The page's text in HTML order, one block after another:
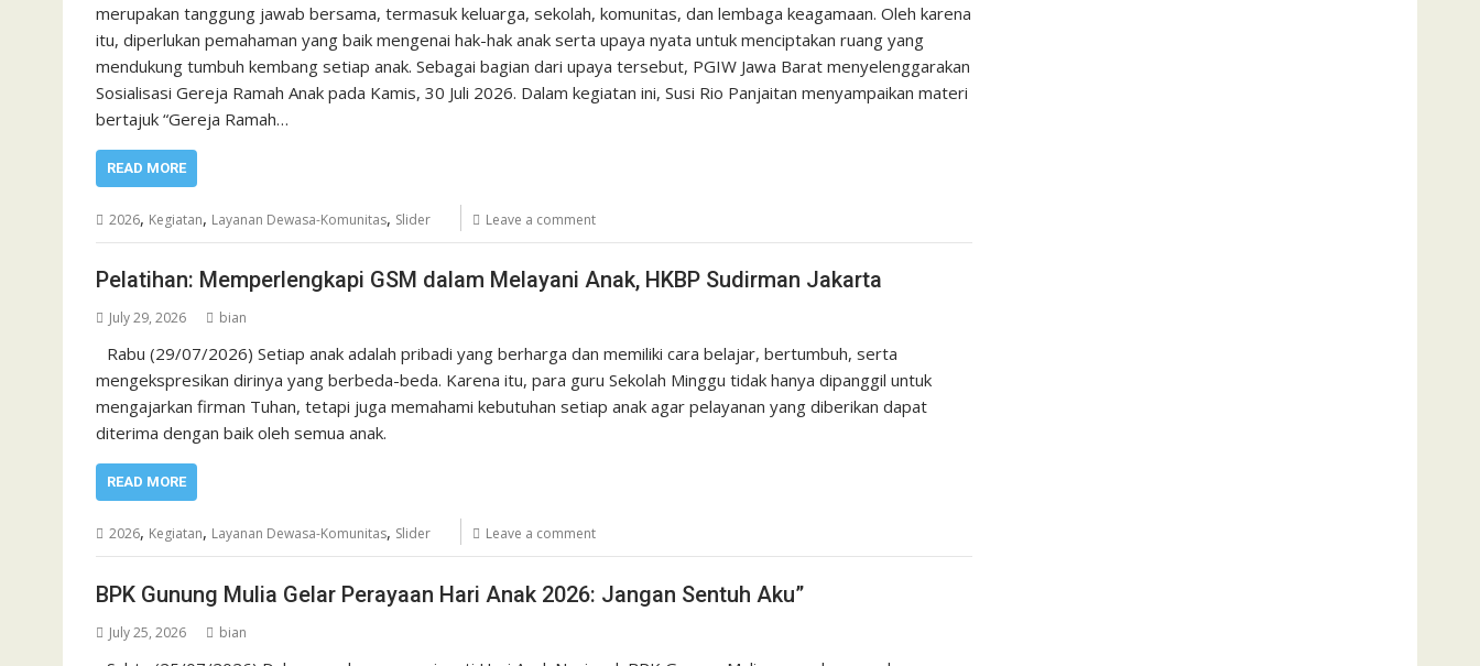
merupakan tanggung jawab bersama, termasuk keluarga, sekolah, komunitas, dan lembaga keagamaan. Oleh karena
itu, diperlukan pemahaman yang baik mengenai hak-hak anak serta upaya nyata untuk menciptakan ruang yang
mendukung tumbuh kembang setiap anak. Sebagai bagian dari upaya tersebut, PGIW Jawa Barat menyelenggarakan
Sosialisasi Gereja Ramah Anak pada Kamis, 30 Juli 2026. Dalam kegiatan ini, Susi Rio Panjaitan menyampaikan materi
bertajuk “Gereja Ramah…
READ MORE
2026, Kegiatan, Layanan Dewasa-Komunitas, Slider Leave a comment
Pelatihan: Memperlengkapi GSM dalam Melayani Anak, HKBP Sudirman Jakarta
July 29, 2026 bian
Rabu (29/07/2026) Setiap anak adalah pribadi yang berharga dan memiliki cara belajar, bertumbuh, serta
mengekspresikan dirinya yang berbeda-beda. Karena itu, para guru Sekolah Minggu tidak hanya dipanggil untuk
mengajarkan firman Tuhan, tetapi juga memahami kebutuhan setiap anak agar pelayanan yang diberikan dapat
diterima dengan baik oleh semua anak.
READ MORE
2026, Kegiatan, Layanan Dewasa-Komunitas, Slider Leave a comment
BPK Gunung Mulia Gelar Perayaan Hari Anak 2026: Jangan Sentuh Aku”
July 25, 2026 bian